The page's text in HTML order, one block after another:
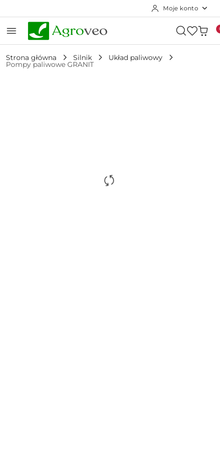
Moje konto
Strona główna Silnik Układ paliwowy
Pompy paliwowe GRANIT